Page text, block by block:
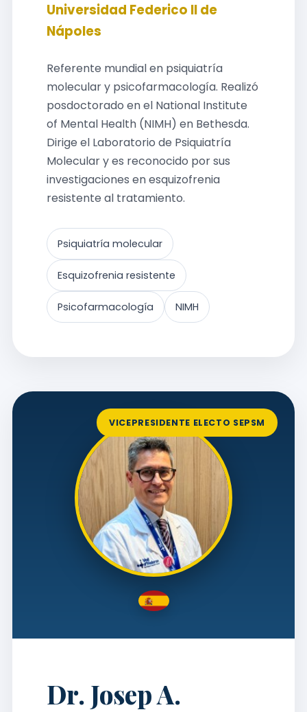
Universidad Federico II de
Nápoles
Referente mundial en psiquiatría
molecular y psicofarmacología. Realizó
posdoctorado en el National Institute
of Mental Health (NIMH) en Bethesda.
Dirige el Laboratorio de Psiquiatría
Molecular y es reconocido por sus
investigaciones en esquizofrenia
resistente al tratamiento.
Psiquiatría molecular
Esquizofrenia resistente
Psicofarmacología NIMH
VICEPRESIDENTE ELECTO SEPSM
Dr. Josep A.